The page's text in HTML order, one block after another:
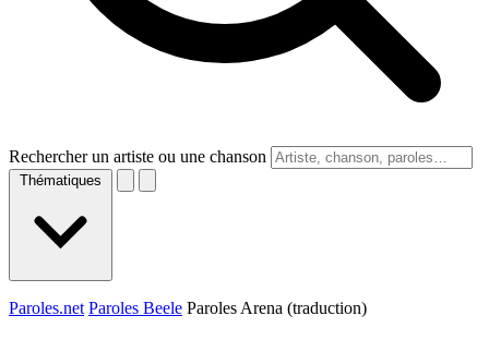
Rechercher un artiste ou une chanson
Thématiques
Paroles.net Paroles Beele Paroles Arena (traduction)